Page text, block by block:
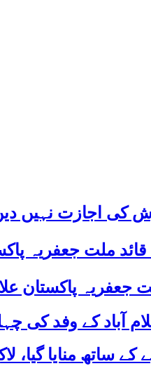
کی اجازت نہیں
ملت جعفریہ
آباد کے وفد